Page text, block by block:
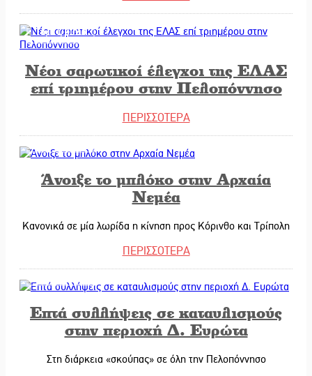
16/01/2026
Νέοι σαρωτικοί έλεγχοι της ΕΛΑΣ
επί τριημέρου στην Πελοπόννησο
ΠΕΡΙΣΣΟΤΕΡΑ
15/01/2026
Άνοιξε το μπλόκο στην Αρχαία
Νεμέα
Κανονικά σε μία λωρίδα η κίνηση προς Κόρινθο και Τρίπολη
ΠΕΡΙΣΣΟΤΕΡΑ
14/01/2026
Επτά συλλήψεις σε καταυλισμούς
στην περιοχή Δ. Ευρώτα
Στη διάρκεια «σκούπας» σε όλη την Πελοπόννησο